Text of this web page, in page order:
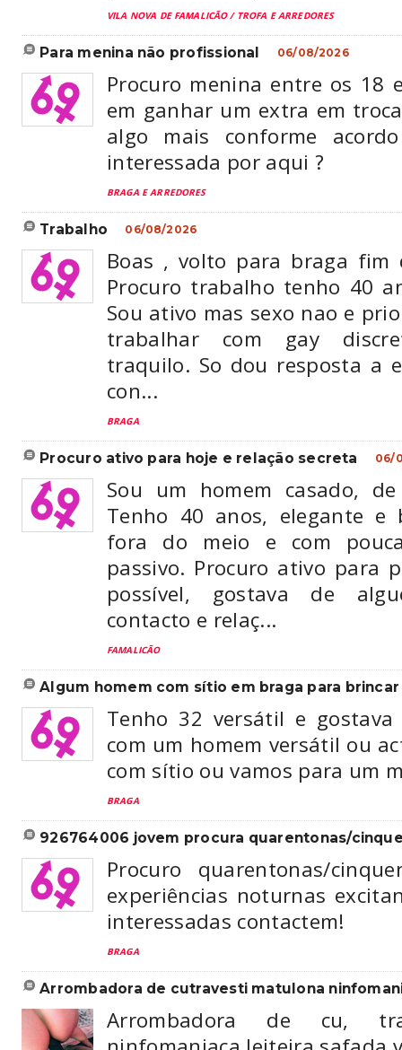
VILA NOVA DE FAMALICÃO / TROFA E ARREDORES
para menina não profissional 06/08/2026
Procuro menina entre os 18
em ganhar um extra em
algo mais conforme
interessada por aqui ?
BRAGA E ARREDORES
trabalho 06/08/2026
Boas , volto para braga fim
Procuro trabalho tenho 40
Sou ativo mas sexo nao e
trabalhar com gay
traquilo. So dou resposta a
con...
BRAGA
procuro ativo para hoje e relação secreta 06/
Sou um homem casado,
Tenho 40 anos, elegante e
fora do meio e com
passivo. Procuro ativo para
possível, gostava de
contacto e relaç...
FAMALICÃO
algum homem com sítio em braga para brincar
Tenho 32 versátil e
com um homem versátil ou
com sítio ou vamos para um
BRAGA
926764006 jovem procura quarentonas/
Procuro quarentonas/
experiências noturnas
interessadas contactem!
BRAGA
arrombadora de cutravesti matulona
Arrombadora de cu,